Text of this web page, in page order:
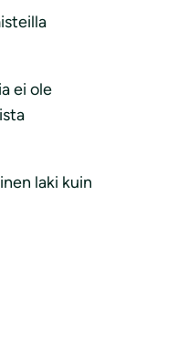
ei ole
laki kuin